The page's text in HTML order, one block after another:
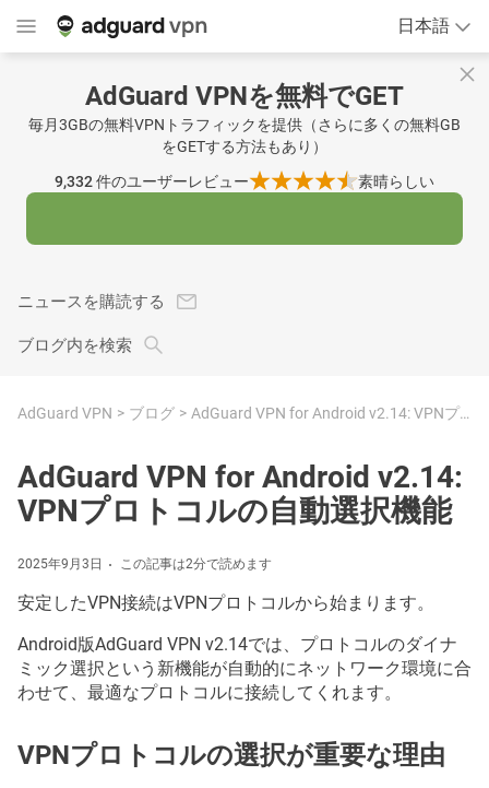
日本語
AdGuard VPNを無料でGET
毎月3GBの無料VPNトラフィックを提供（さらに多くの無料GB
をGETする方法もあり）
9,332件のユーザーレビュー 素晴らしい
ニュースを購読する
ブログ内を検索
AdGuard VPN ブログ AdGuard VPN for Android v2.14: VPNプロトコルの自動選択機能
AdGuard VPN for Android v2.14:
VPNプロトコルの自動選択機能
2025年9月3日 この記事は2分で読めます
安定したVPN接続はVPNプロトコルから始まります。
Android版AdGuard VPN v2.14では、プロトコルのダイナ
ミック選択という新機能が自動的にネットワーク環境に合
わせて、最適なプロトコルに接続してくれます。
VPNプロトコルの選択が重要な理由